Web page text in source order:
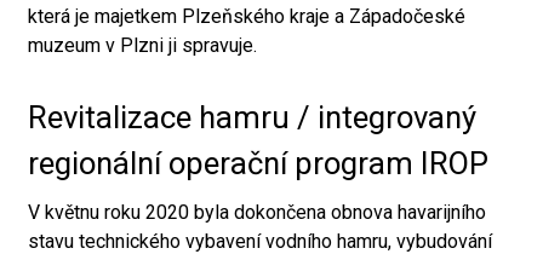
která je majetkem Plzeňského kraje a Západočeské
muzeum v Plzni ji spravuje.
Revitalizace hamru / integrovaný
regionální operační program IROP
V květnu roku 2020 byla dokončena obnova havarijního
stavu technického vybavení vodního hamru, vybudování